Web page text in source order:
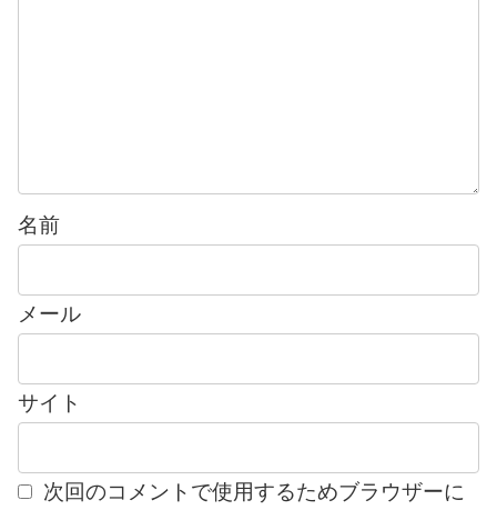
名前
メール
サイト
次回のコメントで使用するためブラウザーに